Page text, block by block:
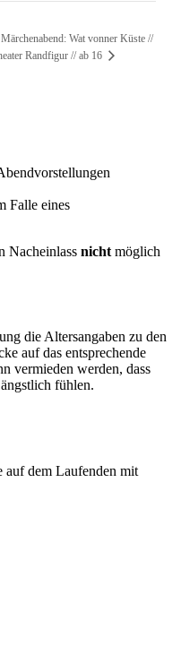
Märchenabend: Wat vonner Küste //
Randfigur // ab 16
Falle eines
Nacheinlass nicht möglich
die Altersangaben zu den
auf das entsprechende
vermieden werden, dass
fühlen.
auf dem Laufenden mit